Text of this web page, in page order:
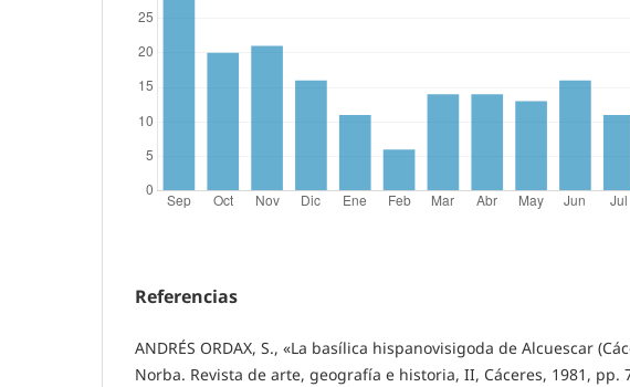
Referencias
ANDRÉS ORDAX, S., «La basílica hispanovisigoda de Alcuescar
Norba. Revista de arte, geografía e historia, II, Cáceres, 1981, pp.